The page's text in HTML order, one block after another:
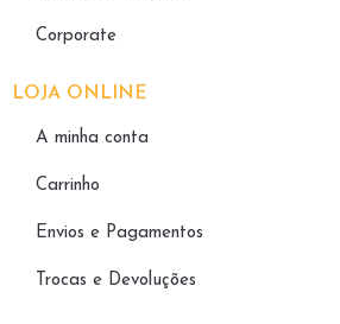
Corporate
LOJA ONLINE
A minha conta
Carrinho
Envios e Pagamentos
Trocas e Devoluções